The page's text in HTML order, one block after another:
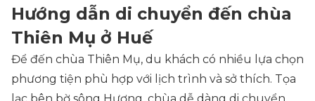
Hướng dẫn di chuyển đến chùa
Thiên Mụ ở Huế
Để đến chùa Thiên Mụ, du khách có nhiều lựa chọn
phương tiện phù hợp với lịch trình và sở thích. Tọa